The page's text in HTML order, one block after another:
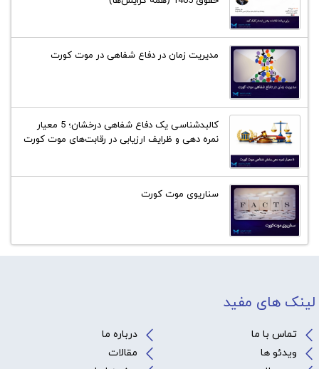
مدیریت زمان در دفاع شفاهی در موت کورت
کالبدشناسی یک دفاع شفاهی درخشان؛ 5 معیار
نمره دهی و ظرایف ارزیابی در رقابت‌های موت کورت
سناریوی موت کورت
لینک های مفید
تماس با ما
درباره ما
ویدئو ها
مقالات